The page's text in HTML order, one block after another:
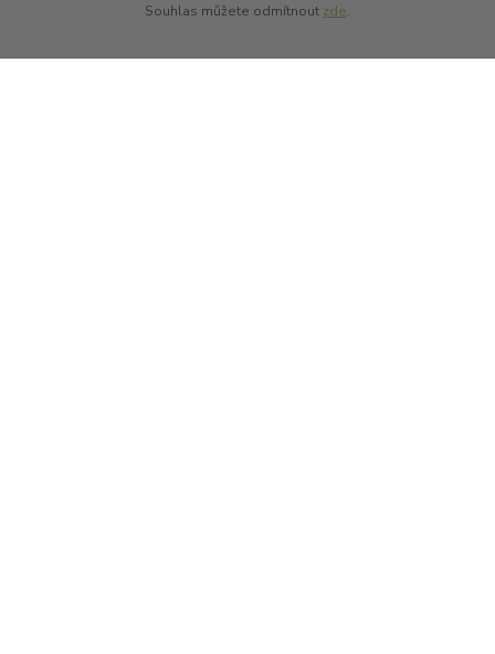
Kde nás najdete
L PLUS - Miloslav Lerch
Souhlas můžete odmítnout zde.